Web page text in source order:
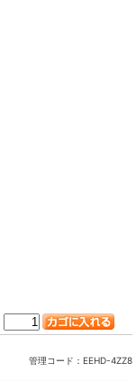
管理コード： EEHD-4ZZ8